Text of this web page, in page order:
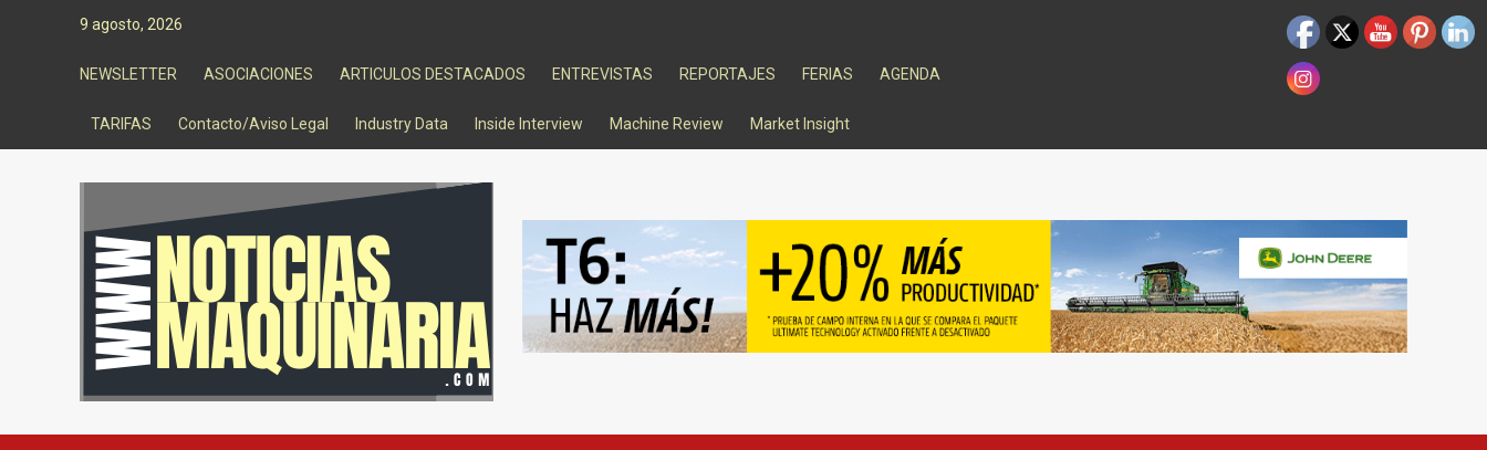
9 agosto, 2026
NEWSLETTER ASOCIACIONES ARTICULOS DESTACADOS ENTREVISTAS REPORTAJES FERIAS AGENDA
TARIFAS Contacto/Aviso Legal Industry Data Inside Interview Machine Review Market Insight